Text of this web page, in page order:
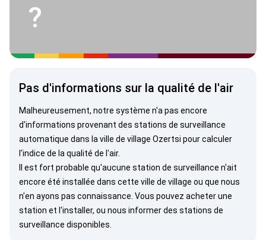
?
Pas d'informations sur la qualité de l'air
Malheureusement, notre système n'a pas encore
d'informations provenant des stations de surveillance
automatique dans la ville de village Ozertsi pour calculer
l'indice de la qualité de l'air.
Il est fort probable qu'aucune station de surveillance n'ait
encore été installée dans cette ville de village ou que nous
n'en ayons pas connaissance. Vous pouvez acheter une
station et l'installer, ou nous informerdes stations de
surveillance disponibles.